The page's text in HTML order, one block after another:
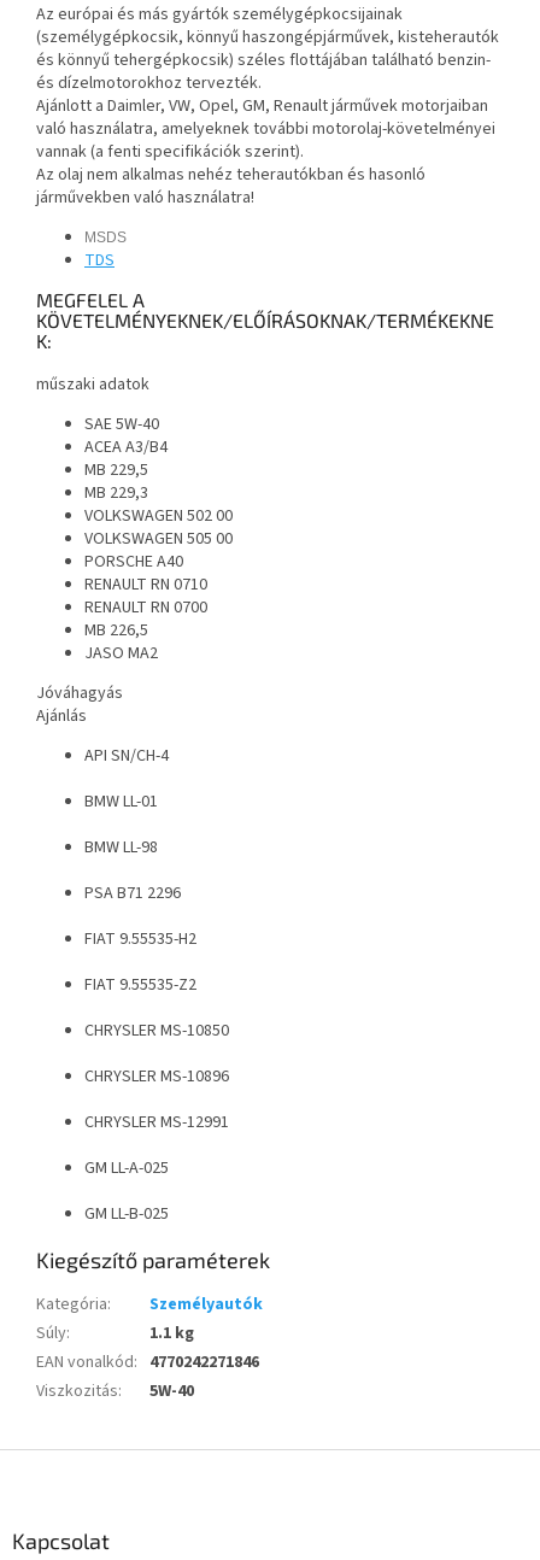
Az európai és más gyártók személygépkocsijainak
(személygépkocsik, könnyű haszongépjárművek, kisteherautók
és könnyű tehergépkocsik) széles flottájában található benzin-
és dízelmotorokhoz tervezték.
Ajánlott a Daimler, VW, Opel, GM, Renault járművek motorjaiban
való használatra, amelyeknek további motorolaj-követelményei
vannak (a fenti specifikációk szerint).
Az olaj nem alkalmas nehéz teherautókban és hasonló
járművekben való használatra!
MSDS
TDS
MEGFELEL A
KÖVETELMÉNYEKNEK/ELŐÍRÁSOKNAK/TERMÉKEKNE
K:
műszaki adatok
SAE 5W-40
ACEA A3/B4
MB 229,5
MB 229,3
VOLKSWAGEN 502 00
VOLKSWAGEN 505 00
PORSCHE A40
RENAULT RN 0710
RENAULT RN 0700
MB 226,5
JASO MA2
Jóváhagyás
Ajánlás
API SN/CH-4
BMW LL-01
BMW LL-98
PSA B71 2296
FIAT 9.55535-H2
FIAT 9.55535-Z2
CHRYSLER MS-10850
CHRYSLER MS-10896
CHRYSLER MS-12991
GM LL-A-025
GM LL-B-025
Kiegészítő paraméterek
Kategória:
Személyautók
Súly:
1.1 kg
EAN vonalkód: 4770242271846
Viszkozitás: 5W-40
Kapcsolat